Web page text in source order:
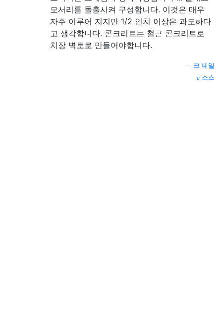
모서리를 돌출시켜 구성합니다. 이것은 매우
자주 이루어 지지만 1/2 인치 이상은 과도하다
고 생각합니다. 콘크리트는 철근 콘크리트로
치장 벽토로 만들어야합니다.
크 데일
소스